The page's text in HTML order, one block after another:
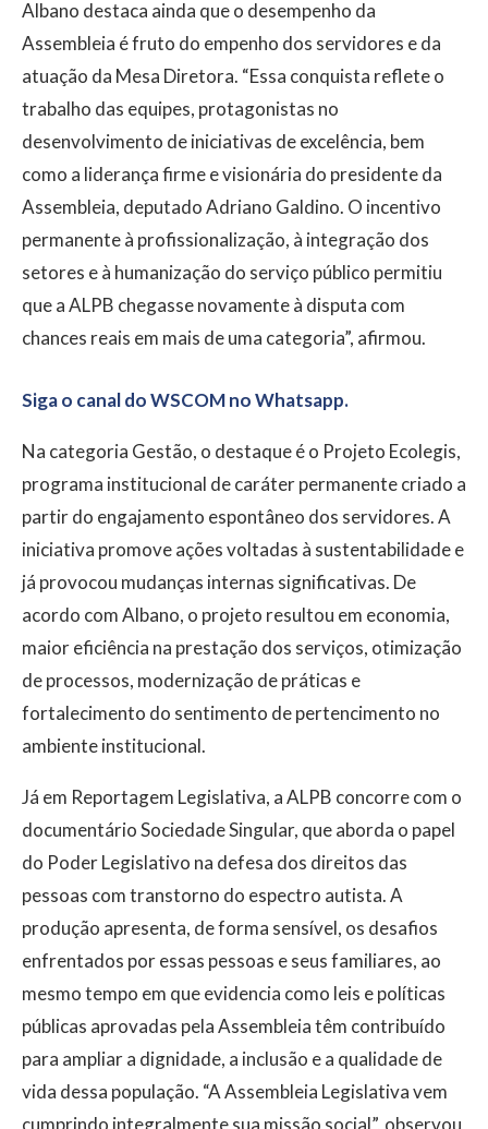
Albano destaca ainda que o desempenho da
Assembleia é fruto do empenho dos servidores e da
atuação da Mesa Diretora. “Essa conquista reflete o
trabalho das equipes, protagonistas no
desenvolvimento de iniciativas de excelência, bem
como a liderança firme e visionária do presidente da
Assembleia, deputado Adriano Galdino. O incentivo
permanente à profissionalização, à integração dos
setores e à humanização do serviço público permitiu
que a ALPB chegasse novamente à disputa com
chances reais em mais de uma categoria”, afirmou.
Siga o canal do WSCOM no Whatsapp.
Na categoria Gestão, o destaque é o Projeto Ecolegis,
programa institucional de caráter permanente criado a
partir do engajamento espontâneo dos servidores. A
iniciativa promove ações voltadas à sustentabilidade e
já provocou mudanças internas significativas. De
acordo com Albano, o projeto resultou em economia,
maior eficiência na prestação dos serviços, otimização
de processos, modernização de práticas e
fortalecimento do sentimento de pertencimento no
ambiente institucional.
Já em Reportagem Legislativa, a ALPB concorre com o
documentário Sociedade Singular, que aborda o papel
do Poder Legislativo na defesa dos direitos das
pessoas com transtorno do espectro autista. A
produção apresenta, de forma sensível, os desafios
enfrentados por essas pessoas e seus familiares, ao
mesmo tempo em que evidencia como leis e políticas
públicas aprovadas pela Assembleia têm contribuído
para ampliar a dignidade, a inclusão e a qualidade de
vida dessa população. “A Assembleia Legislativa vem
cumprindo integralmente sua missão social”, observou